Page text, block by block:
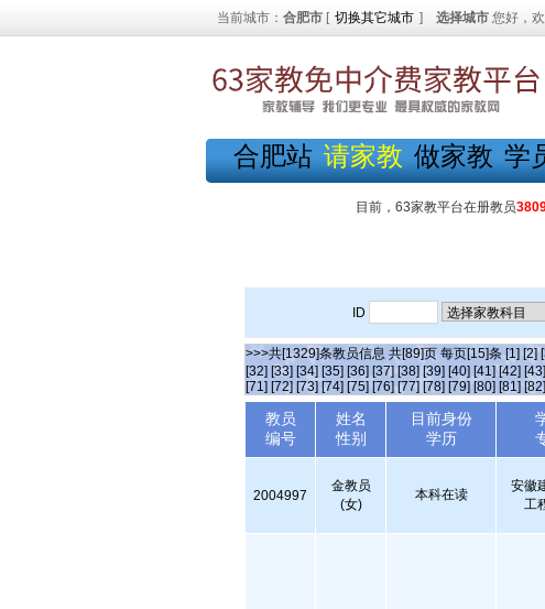
当前城市： 合肥市 [ 切换其它城市 ] 选择城市 您好，
合肥站 请家教 做家教 学
目前，63家教平台在册教员
ID
>>>共[1329]条教员信息 共[89]页 每页[15]条 [1] [2]
[32] [33] [34] [35] [36] [37] [38] [39] [40] [41] [42] [43]
[71] [72] [73] [74] [75] [76] [77] [78] [79] [80] [81] [82]
教员
编号
姓名
性别
目前身份
学历
2004997
金教员
(女)
本科在读
安徽
工